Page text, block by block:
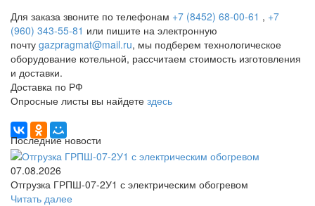
Для заказа звоните по телефонам +7 (8452) 68-00-61 , +7
(960) 343-55-81 или пишите на электронную
почту gazpragmat@mail.ru, мы подберем технологическое
оборудование котельной, рассчитаем стоимость изготовления
и доставки.
Доставка по РФ
Опросные листы вы найдете здесь
Последние новости
07.08.2026
Отгрузка ГРПШ-07-2У1 с электрическим обогревом
Читать далее